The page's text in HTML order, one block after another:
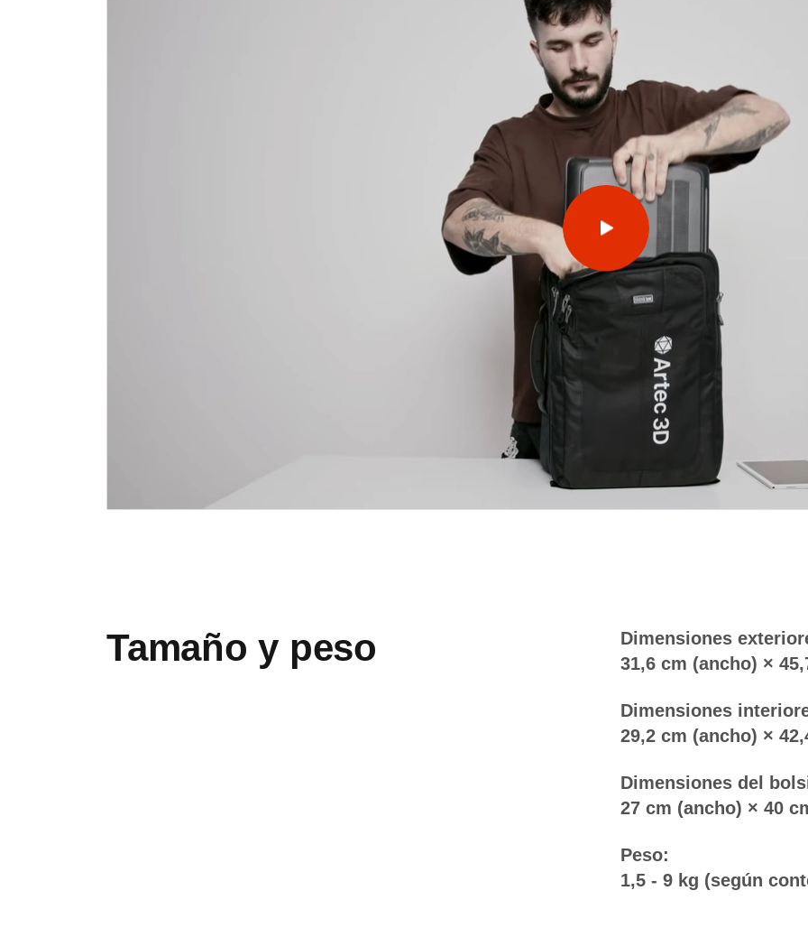
Tamaño y peso
Dimensiones
31,6 cm (ancho) ×
Dimensiones
29,2 cm (ancho) ×
Dimensiones del
27 cm (ancho) × 40
Peso:
1,5 - 9 kg (según